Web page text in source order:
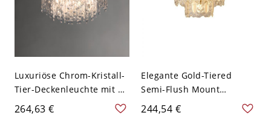
Luxuriöse Chrom-Kristall-
Tier-Deckenleuchte mit 5
Lichtern, 110V-120V, 16"
264,63 €
Elegante Gold-Tiered
Semi-Flush Mount
Deckenleuchte mit klaren
Glasschirmen - 110V-120V
244,54 €